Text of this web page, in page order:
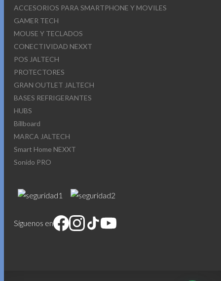
ACCESORIOS PARA SMARTPHONE Y MOVILES
GAMER TECH
MOUSE Y TECLADOS
CONECTIVIDAD NEXXT
POS JALTECH
PROTECTORES
GRAN OUTLET JALTECH
BASES REFRIGERANTES
HUBS
Billboard
MARCA JALTECH
Smart Home NEXXT
Sonido PRO
Síguenos en